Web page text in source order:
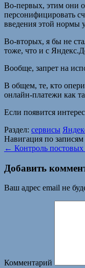
Во-первых, этим они
персонифицировать
введения этой нормы
Во-вторых, я бы не
тоже, что и с
Вообще, запрет на
В общем, те, кто
онлайн-платежи как
Если появится
Раздел: сервисы
Навигация по записям
← Контроль постовых
Добавить
Ваш адрес email не
Комментарий